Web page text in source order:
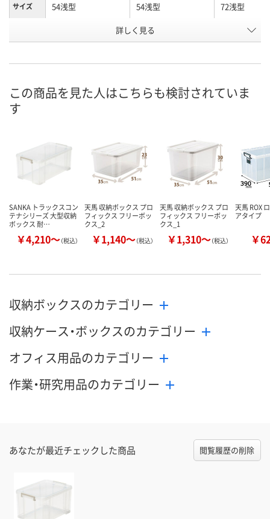
サイズ 54浅型 54浅型 72浅型
U439612 U441484
2026年8月下旬
カゴへ カゴへ
詳しく見る
この商品を見た人はこちらも検討されていま
す
SANKA トラックスコン
テナシリーズ 大型収納
ボックス 耐…
￥4,210～（税込）
天馬 収納ボックス プロ
フィックス フリーボッ
クス_2
￥1,140～（税込）
天馬 収納ボックス プロ
フィックス フリーボッ
クス_1
￥1,310～（税込）
天馬 ROX
アタイプ
￥
収納ボックスのカテゴリー
収納ケース・ボックスのカテゴリー
オフィス用品のカテゴリー
作業・研究用品のカテゴリー
あなたが最近チェックした商品 閲覧履歴の削除